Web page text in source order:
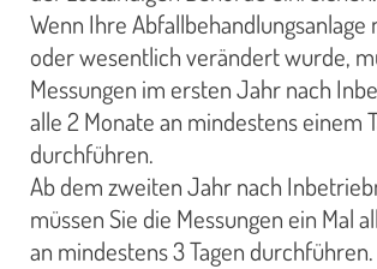
Wenn Ihre
oder wesentlich verändert wurde,
Messungen im ersten Jahr nach
alle 2 Monate an mindestens einem
durchführen.
Ab dem zweiten Jahr nach
müssen Sie die Messungen ein Mal
an mindestens 3 Tagen durchführen.